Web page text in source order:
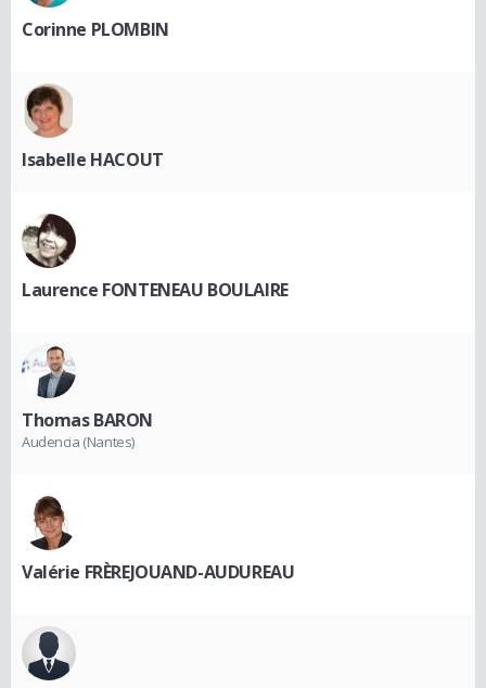
Corinne PLOMBIN
Isabelle HACOUT
Laurence FONTENEAU BOULAIRE
Thomas BARON
Audencia (Nantes)
Valérie FRÈREJOUAND-AUDUREAU